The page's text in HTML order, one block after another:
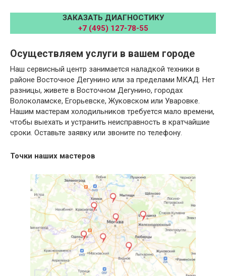
ЗАКАЗАТЬ ДИАГНОСТИКУ
+7 (495) 127-78-55
Осуществляем услуги в вашем городе
Наш сервисный центр занимается наладкой техники в
районе Восточное Дегунино или за пределами МКАД. Нет
разницы, живете в Восточном Дегунино, городах
Волоколамске, Егорьевске, Жуковском или Уваровке.
Нашим мастерам холодильников требуется мало времени,
чтобы выехать и устранить неисправность в кратчайшие
сроки. Оставьте заявку или звоните по телефону.
Точки наших мастеров